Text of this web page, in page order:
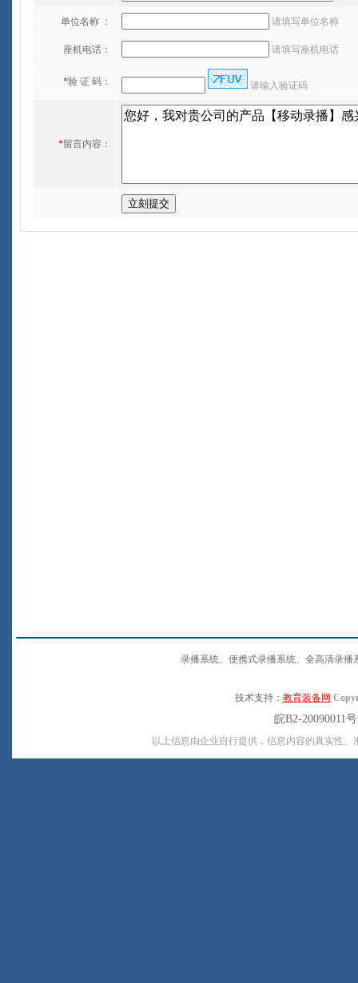
单位名称 ： 请填写单位名称
座机电话： 请填写座机电话
*验 证 码： 请输入验证码
*留言内容：
录播系统、便携式录播系统、全高清录
技术支持： 教育装备网
皖B2-20090011
以上信息由企业自行提供，信息内容的真实性